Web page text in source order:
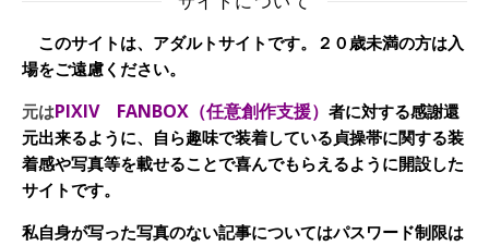
このサイトは、アダルトサイトです。２０歳未満の方は入
場をご遠慮ください。
元はPIXIV FANBOX（任意創作支援） 者に対する感謝還
元出来るように、自ら趣味で装着している貞操帯に関する装
着感や写真等を載せることで喜んでもらえるように開設した
サイトです。
私自身が写った写真のない記事についてはパスワード制限は